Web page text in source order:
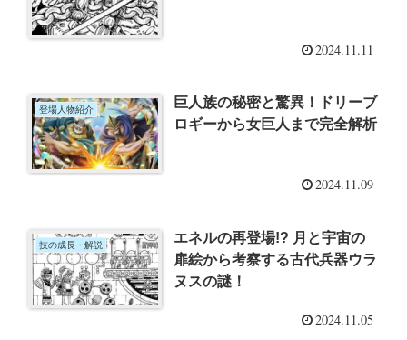
2024.11.11
登場人物紹介
巨人族の秘密と驚異！ドリーブ
ロギーから女巨人まで完全解析
2024.11.09
技の成長・解説
エネルの再登場!? 月と宇宙の
扉絵から考察する古代兵器ウラ
ヌスの謎！
2024.11.05